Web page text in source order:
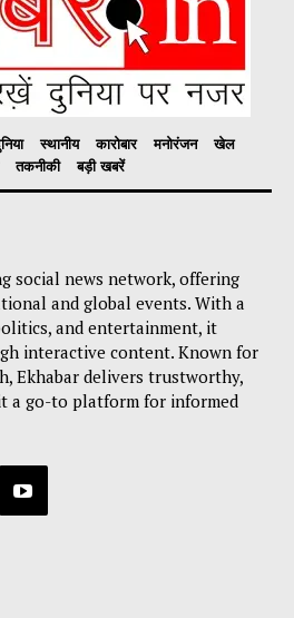
स्थानीय कारोबार मनोरंजन
खेल
तकनीकी बड़ी खबरें
social news network, offering
and global events. With a
and entertainment, it
interactive content. Known for
Ekhabar delivers trustworthy,
a go-to platform for informed